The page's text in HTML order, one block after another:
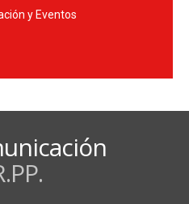
y Eventos